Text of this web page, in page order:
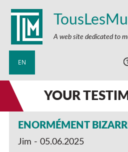
A web site dedicated to
EN
YOUR
ENORMÉMENT
Jim - 05.06.2025